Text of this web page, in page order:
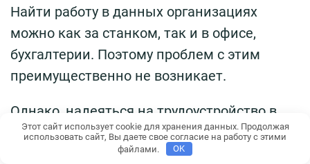
Найти работу в данных организациях
можно как за станком, так и в офисе,
бухгалтерии. Поэтому проблем с этим
преимущественно не возникает.
Однако, надеяться на трудоустройство в
первый день поиска не следует: здесь, как
и в любом небольшом городе, придётся
Этот сайт использует cookie для хранения данных. Продолжая
использовать сайт, Вы даете свое согласие на работу с этими
файлами.
OK